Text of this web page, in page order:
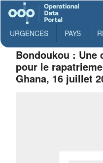
URGENCES PAYS
Bondoukou : Une
pour le
Ghana, 16 juillet